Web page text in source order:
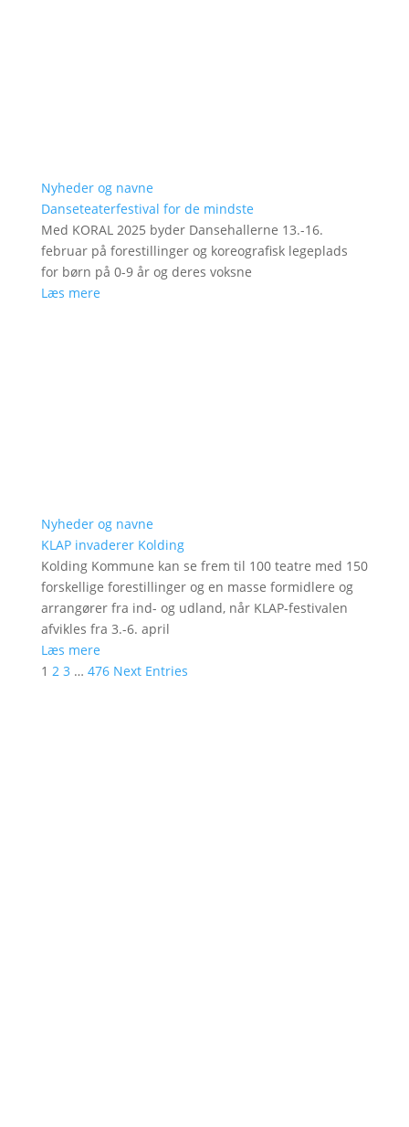
Nyheder og navne
Danseteaterfestival for de mindste
Med KORAL 2025 byder Dansehallerne 13.-16.
februar på forestillinger og koreografisk legeplads
for børn på 0-9 år og deres voksne
Læs mere
Nyheder og navne
KLAP invaderer Kolding
Kolding Kommune kan se frem til 100 teatre med 150
forskellige forestillinger og en masse formidlere og
arrangører fra ind- og udland, når KLAP-festivalen
afvikles fra 3.-6. april
Læs mere
1 2 3 … 476 Next Entries